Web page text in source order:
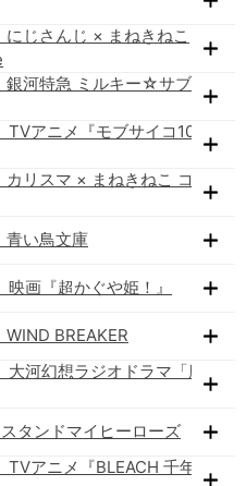
にじさんじ × まねきねこ
銀河特急 ミルキー☆サブウェ
TVアニメ『モブサイコ100
カリスマ × まねきねこ コラボ
青い鳥文庫
映画『超かぐや姫！』
WIND BREAKER
大河幻想ラジオドラマ「魔道
タンドマイヒーローズ
TVアニメ『BLEACH 千年血戦